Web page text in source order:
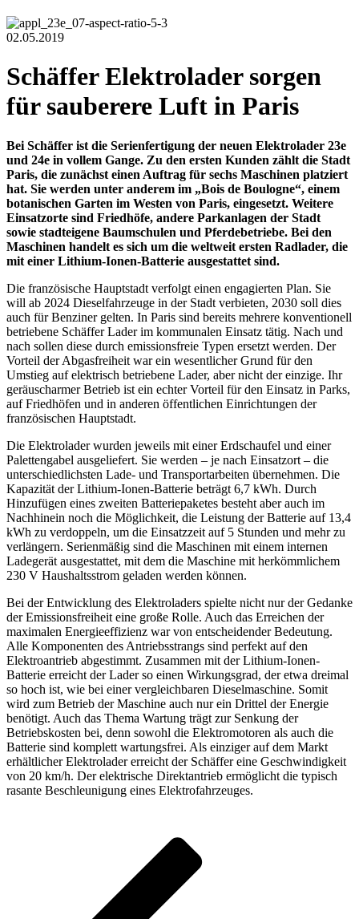
02.05.2019
Schäffer Elektrolader sorgen
für sauberere Luft in Paris
Bei Schäffer ist die Serienfertigung der neuen Elektrolader 23e
und 24e in vollem Gange. Zu den ersten Kunden zählt die Stadt
Paris, die zunächst einen Auftrag für sechs Maschinen platziert
hat. Sie werden unter anderem im „Bois de Boulogne“, einem
botanischen Garten im Westen von Paris, eingesetzt. Weitere
Einsatzorte sind Friedhöfe, andere Parkanlagen der Stadt
sowie stadteigene Baumschulen und Pferdebetriebe. Bei den
Maschinen handelt es sich um die weltweit ersten Radlader, die
mit einer Lithium-Ionen-Batterie ausgestattet sind.
Die französische Hauptstadt verfolgt einen engagierten Plan. Sie
will ab 2024 Dieselfahrzeuge in der Stadt verbieten, 2030 soll dies
auch für Benziner gelten. In Paris sind bereits mehrere konventionell
betriebene Schäffer Lader im kommunalen Einsatz tätig. Nach und
nach sollen diese durch emissionsfreie Typen ersetzt werden. Der
Vorteil der Abgasfreiheit war ein wesentlicher Grund für den
Umstieg auf elektrisch betriebene Lader, aber nicht der einzige. Ihr
geräuscharmer Betrieb ist ein echter Vorteil für den Einsatz in Parks,
auf Friedhöfen und in anderen öffentlichen Einrichtungen der
französischen Hauptstadt.
Die Elektrolader wurden jeweils mit einer Erdschaufel und einer
Palettengabel ausgeliefert. Sie werden – je nach Einsatzort – die
unterschiedlichsten Lade- und Transportarbeiten übernehmen. Die
Kapazität der Lithium-Ionen-Batterie beträgt 6,7 kWh. Durch
Hinzufügen eines zweiten Batteriepaketes besteht aber auch im
Nachhinein noch die Möglichkeit, die Leistung der Batterie auf 13,4
kWh zu verdoppeln, um die Einsatzzeit auf 5 Stunden und mehr zu
verlängern. Serienmäßig sind die Maschinen mit einem internen
Ladegerät ausgestattet, mit dem die Maschine mit herkömmlichem
230 V Haushaltsstrom geladen werden können.
Bei der Entwicklung des Elektroladers spielte nicht nur der Gedanke
der Emissionsfreiheit eine große Rolle. Auch das Erreichen der
maximalen Energieeffizienz war von entscheidender Bedeutung.
Alle Komponenten des Antriebsstrangs sind perfekt auf den
Elektroantrieb abgestimmt. Zusammen mit der Lithium-Ionen-
Batterie erreicht der Lader so einen Wirkungsgrad, der etwa dreimal
so hoch ist, wie bei einer vergleichbaren Dieselmaschine. Somit
wird zum Betrieb der Maschine auch nur ein Drittel der Energie
benötigt. Auch das Thema Wartung trägt zur Senkung der
Betriebskosten bei, denn sowohl die Elektromotoren als auch die
Batterie sind komplett wartungsfrei. Als einziger auf dem Markt
erhältlicher Elektrolader erreicht der Schäffer eine Geschwindigkeit
von 20 km/h. Der elektrische Direktantrieb ermöglicht die typisch
rasante Beschleunigung eines Elektrofahrzeuges.